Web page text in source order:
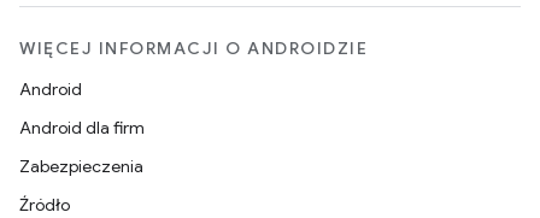
WIĘCEJ INFORMACJI O ANDROIDZIE
Android
Android dla firm
Zabezpieczenia
Źródło